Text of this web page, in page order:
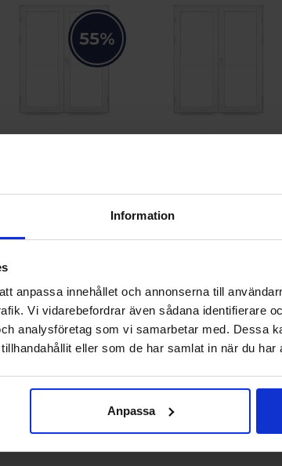
Information
anpassa innehållet och annonserna till
Vi vidarebefordrar även sådana identifierare
analysföretag som vi samarbetar med. Dessa
eller som de har samlat in när du har
Anpassa
55%
pris senaste 30
Gå till produkt Gå till produkt
- Nordiska Fönster
beroende på val av serie. Här får du